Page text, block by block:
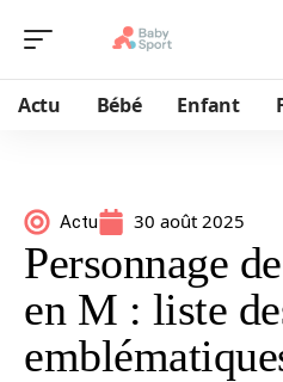
Actu Bébé Enfant
Actu 30 août 2025
Personnage
en M : liste